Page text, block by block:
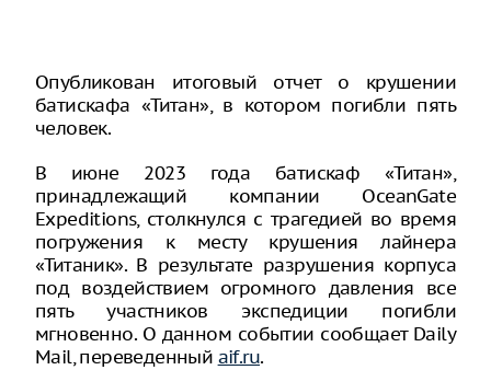
Опубликован итоговый отчет о крушении
батискафа «Титан», в котором погибли пять
человек.
В июне 2023 года батискаф «Титан»,
принадлежащий компании OceanGate
Expeditions, столкнулся с трагедией во время
погружения к месту крушения лайнера
«Титаник». В результате разрушения корпуса
под воздействием огромного давления все
пять участников экспедиции погибли
мгновенно. О данном событии сообщает Daily
Mail, переведенный aif.ru.